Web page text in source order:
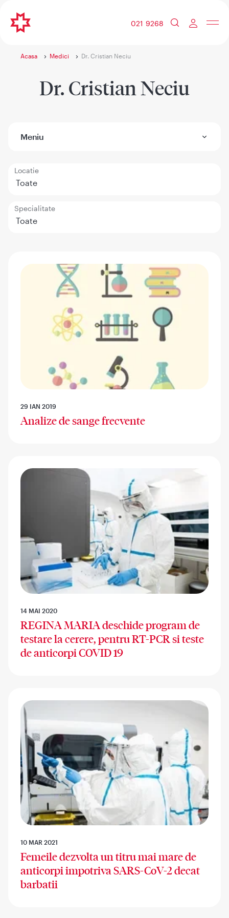
021 9268
Acasa Medici Dr. Cristian Neciu
Dr. Cristian Neciu
Meniu
Locatie
Toate
Specialitate
Toate
29 IAN 2019
Analize de sange frecvente
14 MAI 2020
REGINA MARIA deschide program de
testare la cerere, pentru RT-PCR si teste
de anticorpi COVID 19
10 MAR 2021
Femeile dezvolta un titru mai mare de
anticorpi impotriva SARS-CoV-2 decat
barbatii